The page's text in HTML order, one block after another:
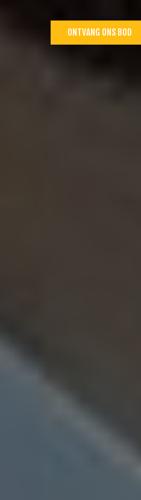
ONTVANG ONS BOD